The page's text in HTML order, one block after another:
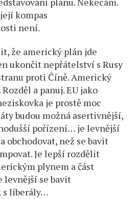
kompas
není.
že americký plán jde
ukončit nepřátelství s Rusy
proti Číně. Americký
a panuj. EU jako
je prostě moc
budou možná asertivnější,
pořízení… je levnější
obchodovat, než se bavit
Je lepší rozdělit
plynem a část
levnější se bavit
s liberály…